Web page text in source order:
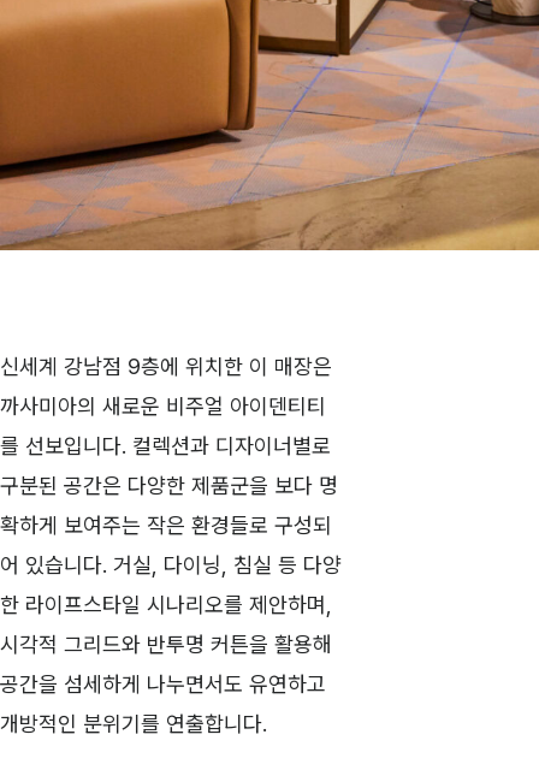
신세계 강남점 9층에 위치한 이 매장은
까사미아의 새로운 비주얼 아이덴티티
를 선보입니다. 컬렉션과 디자이너별로
구분된 공간은 다양한 제품군을 보다 명
확하게 보여주는 작은 환경들로 구성되
어 있습니다. 거실, 다이닝, 침실 등 다양
한 라이프스타일 시나리오를 제안하며,
시각적 그리드와 반투명 커튼을 활용해
공간을 섬세하게 나누면서도 유연하고
개방적인 분위기를 연출합니다.